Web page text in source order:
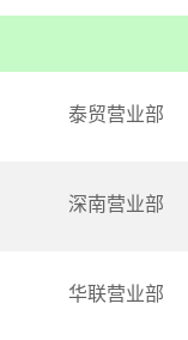
泰贸营业部
深南营业部
华联营业部